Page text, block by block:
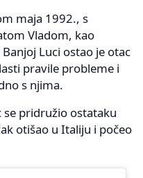
maja 1992., s
Vladom, kao
Luci ostao je otac
pravile probleme i
s njima.
se pridružio ostataku
otišao u Italiju i počeo